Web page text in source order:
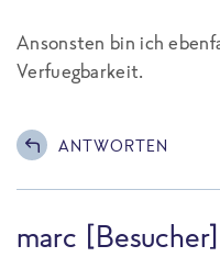
Ansonsten bin ich
Verfuegbarkeit.
ANTWORTEN
marc [Besucher]